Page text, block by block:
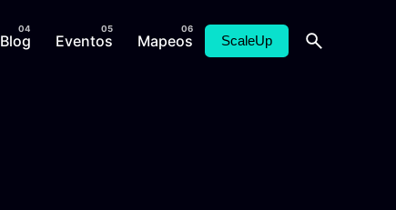
Blog Eventos Mapeos ScaleUp